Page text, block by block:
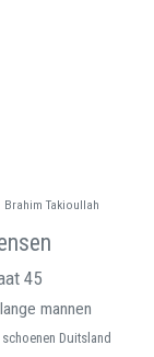
Brahim Takioullah
45
mannen
Duitsland